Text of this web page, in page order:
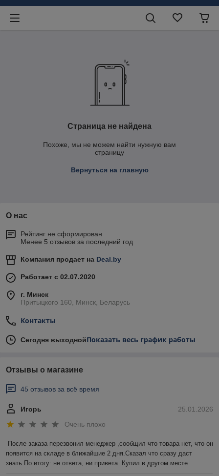
Страница не найдена
Похоже, мы не можем найти нужную вам
страницу
Вернуться на главную
О нас
Рейтинг не сформирован
Менее 5 отзывов за последний год
Компания продает на Deal.by
Работает с 02.07.2020
г. Минск
Притыцкого 160, Минск, Беларусь
Контакты
Сегодня выходнойПоказать весь график работы
Отзывы о магазине
45 отзывов за всё время
25.01.2026
Игорь
Очень плохо
После заказа перезвонил менеджер ,сообщил что товара нет, что он
появится на складе в ближайшие 2 дня.Сказал что сразу даст
знать.По итогу: не ответа, ни привета. Купил в другом месте